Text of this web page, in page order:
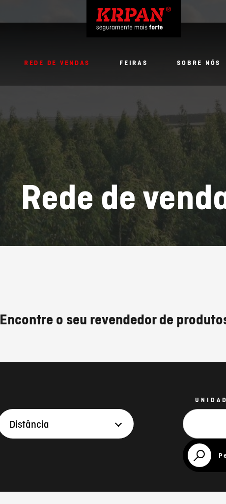
REDE DE VENDAS FEIRAS SOBRE NÓS
Rede de
Encontre o seu revendedor de
Distância